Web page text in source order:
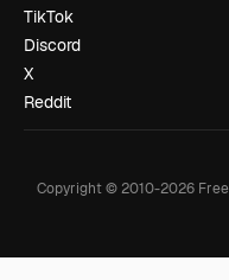
TikTok
Discord
X
Reddit
Copyright © 2010-2026